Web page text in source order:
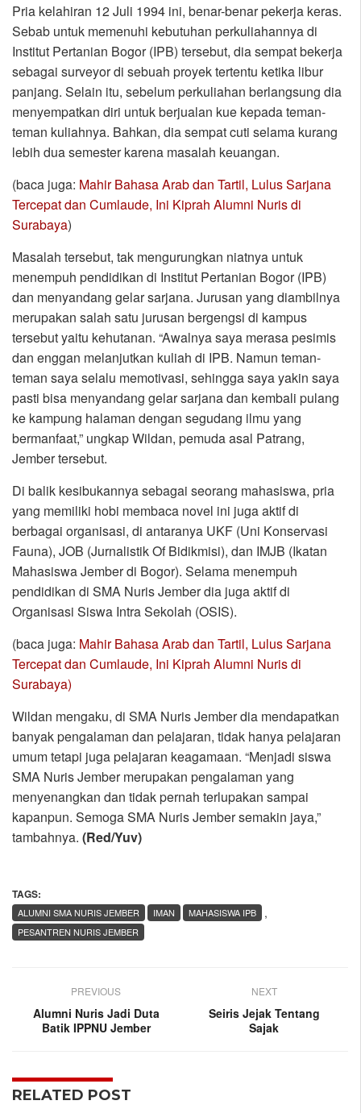
Pria kelahiran 12 Juli 1994 ini, benar-benar pekerja keras.
Sebab untuk memenuhi kebutuhan perkuliahannya di
Institut Pertanian Bogor (IPB) tersebut, dia sempat bekerja
sebagai surveyor di sebuah proyek tertentu ketika libur
panjang. Selain itu, sebelum perkuliahan berlangsung dia
menyempatkan diri untuk berjualan kue kepada teman-
teman kuliahnya. Bahkan, dia sempat cuti selama kurang
lebih dua semester karena masalah keuangan.
(baca juga: Mahir Bahasa Arab dan Tartil, Lulus Sarjana
Tercepat dan Cumlaude, Ini Kiprah Alumni Nuris di
Surabaya)
Masalah tersebut, tak mengurungkan niatnya untuk
menempuh pendidikan di Institut Pertanian Bogor (IPB)
dan menyandang gelar sarjana. Jurusan yang diambilnya
merupakan salah satu jurusan bergengsi di kampus
tersebut yaitu kehutanan. “Awalnya saya merasa pesimis
dan enggan melanjutkan kuliah di IPB. Namun teman-
teman saya selalu memotivasi, sehingga saya yakin saya
pasti bisa menyandang gelar sarjana dan kembali pulang
ke kampung halaman dengan segudang ilmu yang
bermanfaat,” ungkap Wildan, pemuda asal Patrang,
Jember tersebut.
Di balik kesibukannya sebagai seorang mahasiswa, pria
yang memiliki hobi membaca novel ini juga aktif di
berbagai organisasi, di antaranya UKF (Uni Konservasi
Fauna), JOB (Jurnalistik Of Bidikmisi), dan IMJB (Ikatan
Mahasiswa Jember di Bogor). Selama menempuh
pendidikan di SMA Nuris Jember dia juga aktif di
Organisasi Siswa Intra Sekolah (OSIS).
(baca juga: Mahir Bahasa Arab dan Tartil, Lulus Sarjana
Tercepat dan Cumlaude, Ini Kiprah Alumni Nuris di
Surabaya)
Wildan mengaku, di SMA Nuris Jember dia mendapatkan
banyak pengalaman dan pelajaran, tidak hanya pelajaran
umum tetapi juga pelajaran keagamaan. “Menjadi siswa
SMA Nuris Jember merupakan pengalaman yang
menyenangkan dan tidak pernah terlupakan sampai
kapanpun. Semoga SMA Nuris Jember semakin jaya,”
tambahnya. (Red/Yuv)
TAGS:
,
ALUMNI SMA NURIS JEMBER IMAN
MAHASISWA IPB
PESANTREN NURIS JEMBER
PREVIOUS
Alumni Nuris Jadi Duta
Batik IPPNU Jember
NEXT
Seiris Jejak Tentang
Sajak
RELATED POST